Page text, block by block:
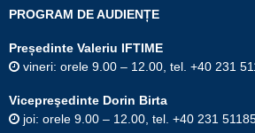
PROGRAM DE AUDIENȚE
Președinte Valeriu IFTIME
vineri: orele 9.00 – 12.00, tel. +40 231
Vicepreşedinte Dorin Birta
joi: orele 9.00 – 12.00, tel. +40 231